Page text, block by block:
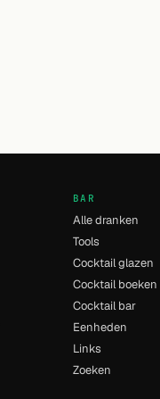
BAR
Alle dranken
Tools
Cocktail glazen
Cocktail boeken
Cocktail bar
Eenheden
Links
Zoeken